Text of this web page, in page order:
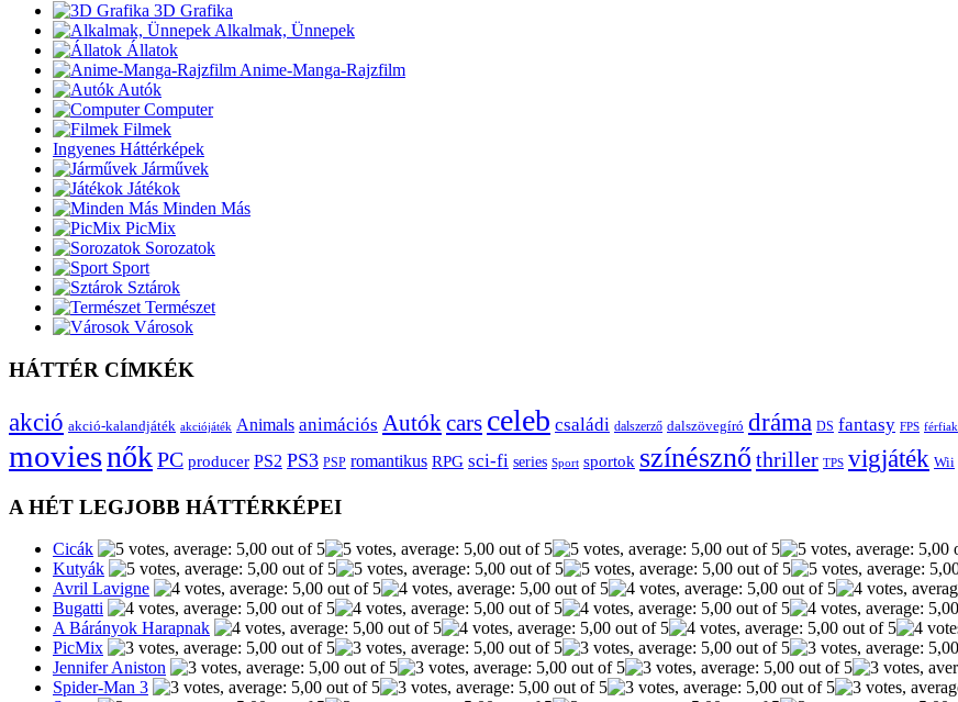
3D Grafika
Alkalmak, Ünnepek
Állatok
Anime-Manga-Rajzfilm
Autók
Computer
Filmek
Ingyenes Háttérképek
Járművek
Játékok
Minden Más
PicMix
Sorozatok
Sport
Sztárok
Természet
Városok
HÁTTÉR CÍMKÉK
akció akció-kalandjáték akciójáték Animals animációs Autókcars celeb családi dalszerző dalszövegíró dráma DS fantasy FPS férfiak
moviesnőkPC producer PS2 PS3 PSP romantikus RPG sci-fi series Sport sportok színésznő thriller TPS vigjáték Wii
A HÉT LEGJOBB HÁTTÉRKÉPEI
Cicák
Kutyák
Avril Lavigne
Bugatti
A Bárányok Harapnak
PicMix
Jennifer Aniston
Spider-Man 3